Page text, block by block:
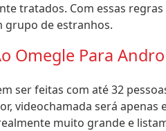
tratados. Com essas
grupo de estranhos.
Omegle Para
ser feitas com até 32
videochamada será apenas
muito grande e